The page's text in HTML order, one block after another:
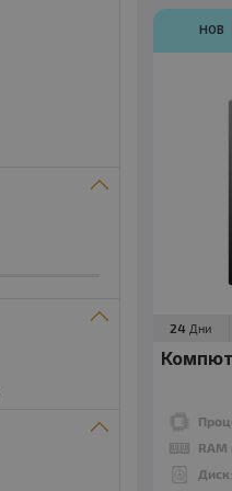
-4%
24 Дни
НОВ
24 Дни
RAM
Диск